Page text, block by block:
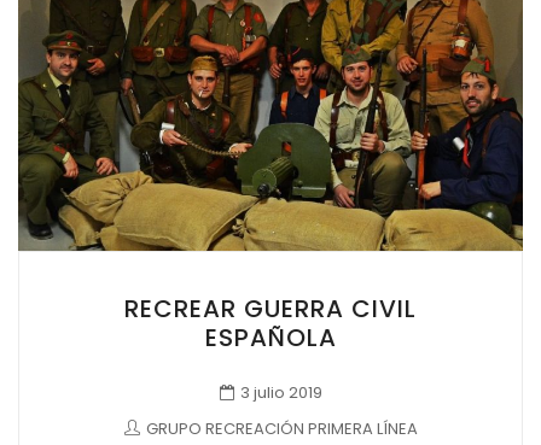
RECREAR GUERRA CIVIL
ESPAÑOLA
3 julio 2019
GRUPO RECREACIÓN PRIMERA LÍNEA